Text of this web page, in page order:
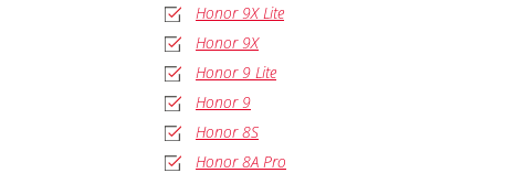
Honor 9X Lite
Honor 9X
Honor 9 Lite
Honor 9
Honor 8S
Honor 8A Pro